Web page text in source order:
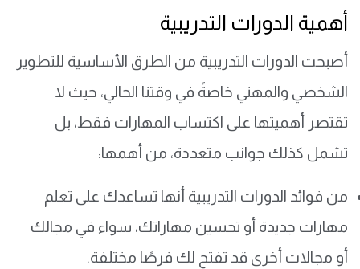
أهمية الدورات التدريبية
أصبحت الدورات التدريبية من الطرق الأساسية للتطوير
الشخصي والمهني خاصةً في وقتنا الحالي، حيث لا
تقتصر أهميتها على اكتساب المهارات فقط، بل
تشمل كذلك جوانب متعددة، من أهمها:
من فوائد الدورات التدريبية أنها تساعدك على تعلم
مهارات جديدة أو تحسين مهاراتك، سواء في مجالك
أو مجالات أخرى قد تفتح لك فرصًا مختلفة.